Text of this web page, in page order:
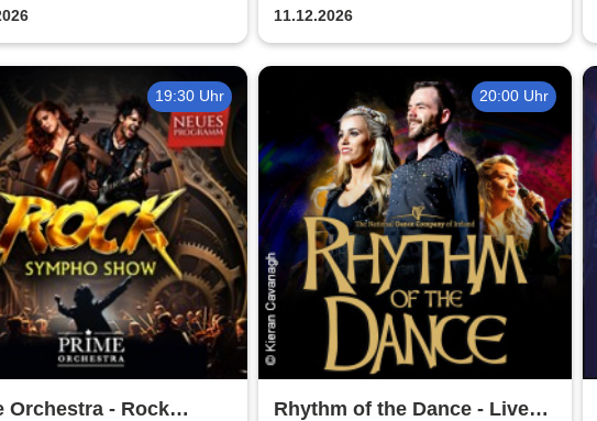
11.12.2026
19:30 Uhr
Orchestra - Rock
20:00 Uhr
Rhythm of the Dance - Live